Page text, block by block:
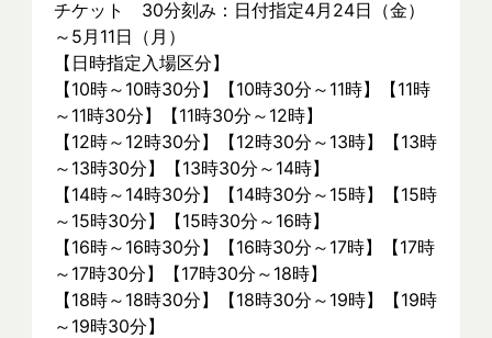
チケット　30分刻み：日付指定4月24日（金）
～5月11日（月）
【日時指定入場区分】
【10時～10時30分】【10時30分～11時】【11時
～11時30分】【11時30分～12時】
【12時～12時30分】【12時30分～13時】【13時
～13時30分】【13時30分～14時】
【14時～14時30分】【14時30分～15時】【15時
～15時30分】【15時30分～16時】
【16時～16時30分】【16時30分～17時】【17時
～17時30分】【17時30分～18時】
【18時～18時30分】【18時30分～19時】【19時
～19時30分】